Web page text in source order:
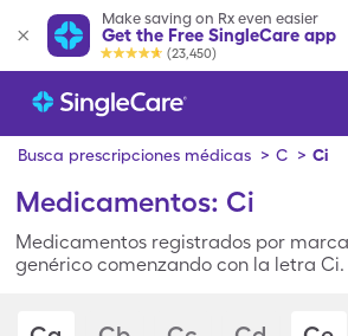
Make saving on Rx even easier
Get the Free SingleCare app
(23,450)
Busca prescripciones médicas > C > Ci
Medicamentos: Ci
Medicamentos registrados por
genérico comenzando con la letra Ci.